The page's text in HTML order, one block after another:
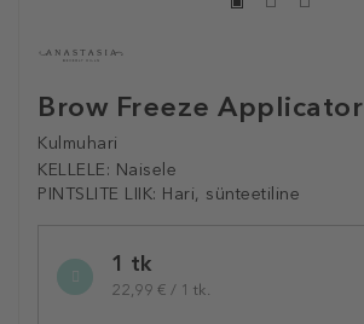
Brow Freeze Applicator
Kulmuhari
KELLELE: Naisele
PINTSLITE LIIK: Hari, sünteetiline
variation1 tk
22,99 € / 1 tk.